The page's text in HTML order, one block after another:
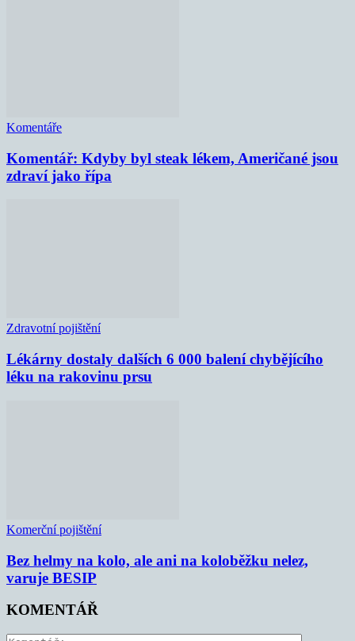
Komentáře
Komentář: Kdyby byl steak lékem, Američané jsou
zdraví jako řípa
Zdravotní pojištění
Lékárny dostaly dalších 6 000 balení chybějícího
léku na rakovinu prsu
Komerční pojištění
Bez helmy na kolo, ale ani na koloběžku nelez,
varuje BESIP
KOMENTÁŘ